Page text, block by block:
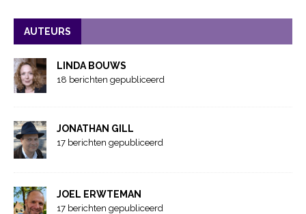
AUTEURS
LINDA BOUWS
18 berichten gepubliceerd
JONATHAN GILL
17 berichten gepubliceerd
JOEL ERWTEMAN
17 berichten gepubliceerd